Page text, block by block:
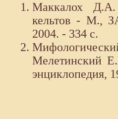
Маккалох Д.А.
кельтов - М.,
2004. - 334 с.
Мелетинский
энциклопедия,